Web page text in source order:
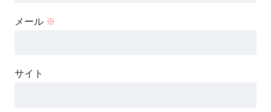
メール ※
サイト